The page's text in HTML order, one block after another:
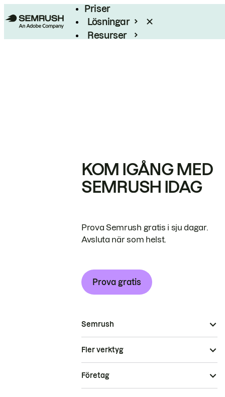
Priser
Lösningar
Resurser
KOM IGÅNG MED
SEMRUSH IDAG
Prova Semrush gratis i sju dagar.
Avsluta när som helst.
Prova gratis
Semrush
Fler verktyg
Företag